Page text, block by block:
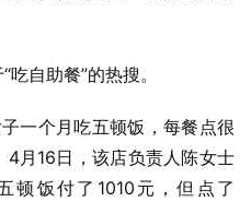
自助餐”的热搜。
一个月吃五顿饭，每餐点很
4月16日，该店负责人陈女士
顿饭付了1010元，但点了